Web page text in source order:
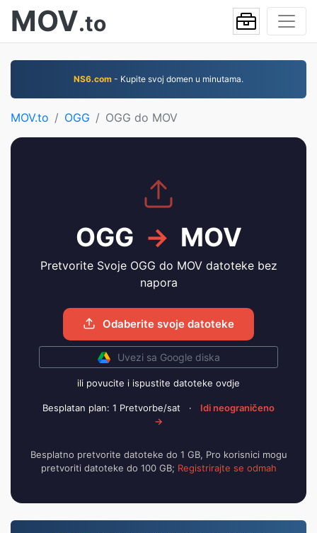
MOV.to
NS6.com - Kupite svoj domen u minutama.
MOV.to OGG OGG do MOV
OGG → MOV
Pretvorite Svoje OGG do MOV datoteke bez
napora
Odaberite svoje datoteke
Uvezi sa Google diska
ili povucite i ispustite datoteke ovdje
Besplatan plan: 1 Pretvorbe/sat ·
Idi neograničeno
→
Besplatno pretvorite datoteke do 1 GB, Pro korisnici mogu
pretvoriti datoteke do 100 GB; Registrirajte se odmah